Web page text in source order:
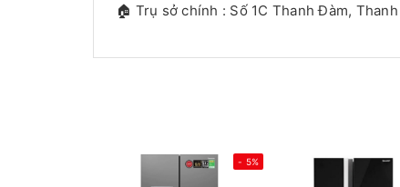
🏠 Trụ sở chính : Số 1C Thanh Đàm,
- 5%